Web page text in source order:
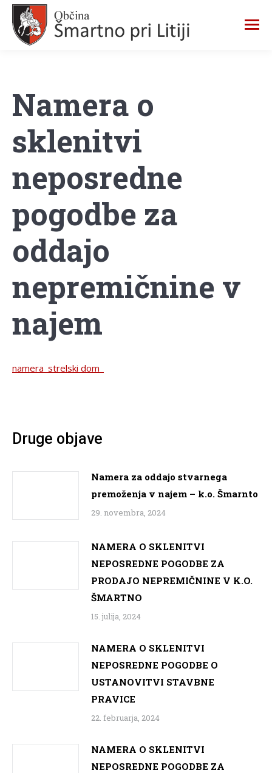
Namera o
sklenitvi
neposredne
pogodbe za
oddajo
nepremičnine v
najem
namera_strelski dom_
Druge objave
Namera za oddajo stvarnega
premoženja v najem – k.o. Šmarnto
29. novembra, 2024
NAMERA O SKLENITVI
NEPOSREDNE POGODBE ZA
PRODAJO NEPREMIČNINE V K.O.
ŠMARTNO
15. julija, 2024
NAMERA O SKLENITVI
NEPOSREDNE POGODBE O
USTANOVITVI STAVBNE
PRAVICE
22. februarja, 2024
NAMERA O SKLENITVI
NEPOSREDNE POGODBE ZA